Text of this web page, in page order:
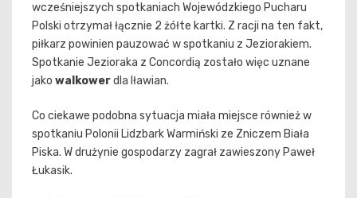
wcześniejszych spotkaniach Wojewódzkiego Pucharu
Polski otrzymał łącznie 2 żółte kartki. Z racji na ten fakt,
piłkarz powinien pauzować w spotkaniu z Jeziorakiem.
Spotkanie Jezioraka z Concordią zostało więc uznane
jako walkowerdla Iławian.
Co ciekawe podobna sytuacja miała miejsce również w
spotkaniu Polonii Lidzbark Warmiński ze Zniczem Biała
Piska. W drużynie gospodarzy zagrał zawieszony Paweł
Łukasik.